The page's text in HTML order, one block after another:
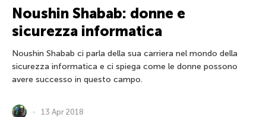
Noushin Shabab: donne e
sicurezza informatica
Noushin Shabab ci parla della sua carriera nel mondo della
sicurezza informatica e ci spiega come le donne possono
avere successo in questo campo.
13 Apr 2018